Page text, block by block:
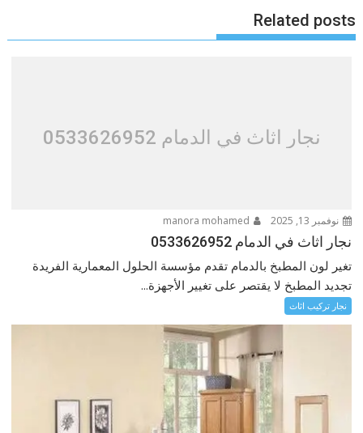
Related posts
نجار اثاث في الدمام 0533626952
نوفمبر 13, 2025
نجار اثاث في الدمام 0533626952
تغير لون المطبخ بالدمام تقدم مؤسسة الحلول المعمارية الفريدة
تجديد المطبخ لا يقتصر على تغيير الأجهزة...
نجار تركيب اثاث